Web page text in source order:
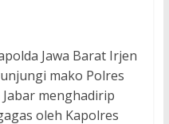
Jawa Barat Irjen
mako Polres
menghadirip
oleh Kapolres